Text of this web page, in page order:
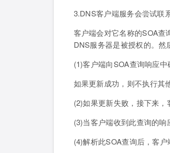
3.DNS客户端服务会尝试联
客户端会对它名称的SOA查
DNS服务器是被授权的。然
(1)客户端向SOA查询响应中
如果更新成功，则不执行其
(2)如果更新失败，接下来，
(3)当客户端收到此查询的响
(4)解析此SOA查询后，客户